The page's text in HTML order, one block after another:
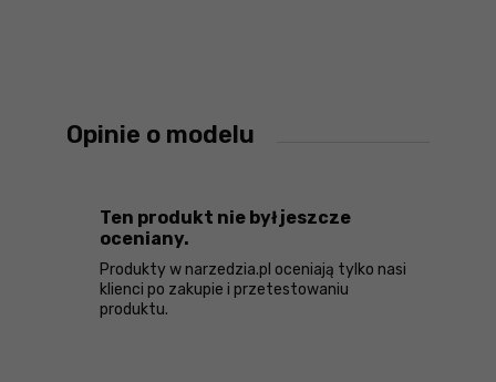
Opinie o modelu
Ten produkt nie był jeszcze
oceniany.
Produkty w narzedzia.pl oceniają tylko nasi
klienci po zakupie i przetestowaniu
produktu.